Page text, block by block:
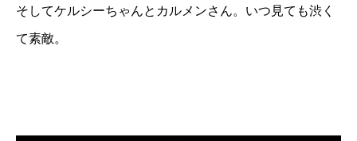
そしてケルシーちゃんとカルメンさん。いつ見ても渋く
て素敵。